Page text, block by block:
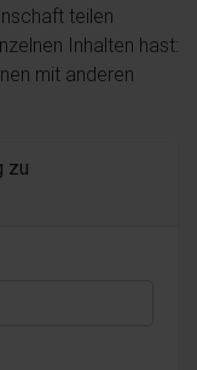
teilen
Inhalten hast:
mit anderen
zu